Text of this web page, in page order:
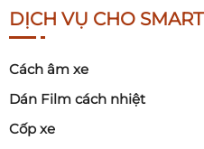
DỊCH VỤ CHO SMART
Cách âm xe
Dán Film cách nhiệt
Cốp xe